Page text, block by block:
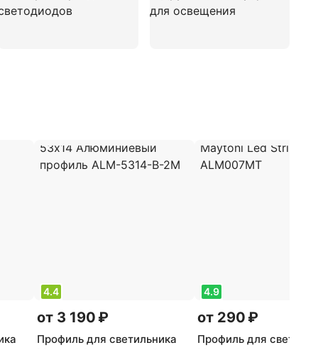
4.4
от 3 190 ₽
Профиль для светильника
4.9
от 290 ₽
Профиль для